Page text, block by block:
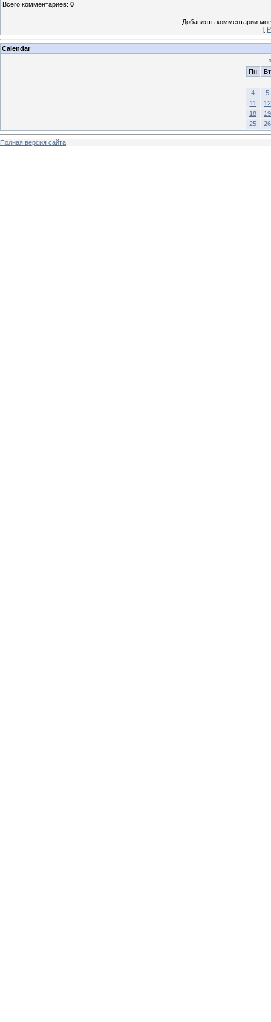
Всего комментариев: 0
Добавлять комментарии
[
Calendar
«
Пн
Вт
4
5
11
12
18
19
25
26
Полная версия сайта